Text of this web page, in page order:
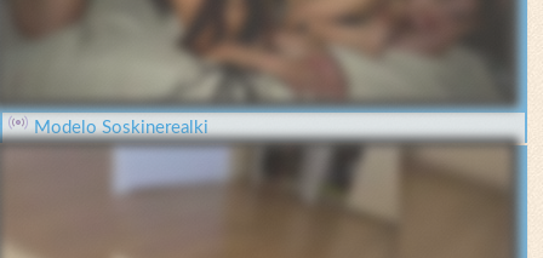
Modelo Soskinerealki